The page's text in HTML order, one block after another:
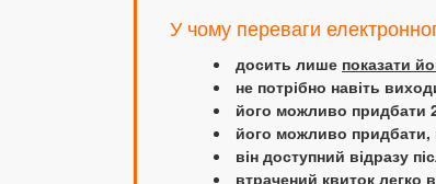
У чому переваги
досить лише показати
не потрібно навіть
його можливо придбати
його можливо придбати,
він доступний відразу
втрачений квиток легко